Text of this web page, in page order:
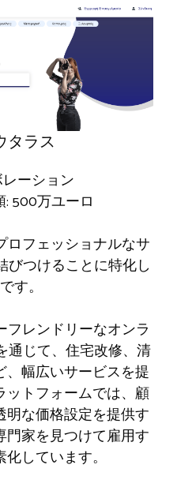
タラス
ーション
500万ユーロ
ロフェッショナルなサ
びつけることに特化し
す。
フレンドリーなオンラ
通じて、住宅改修、清
幅広いサービスを提
トフォームでは、顧
な価格設定を提供す
家を見つけて雇用す
しています。